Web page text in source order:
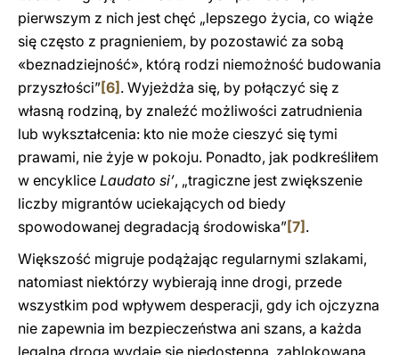
pierwszym z nich jest chęć „lepszego życia, co wiąże
się często z pragnieniem, by pozostawić za sobą
«beznadziejność», którą rodzi niemożność budowania
przyszłości”[6] . Wyjeżdża się, by połączyć się z
własną rodziną, by znaleźć możliwości zatrudnienia
lub wykształcenia: kto nie może cieszyć się tymi
prawami, nie żyje w pokoju. Ponadto, jak podkreśliłem
w encyklice Laudato si’, „tragiczne jest zwiększenie
liczby migrantów uciekających od biedy
spowodowanej degradacją środowiska”[7] .
Większość migruje podążając regularnymi szlakami,
natomiast niektórzy wybierają inne drogi, przede
wszystkim pod wpływem desperacji, gdy ich ojczyzna
nie zapewnia im bezpieczeństwa ani szans, a każda
legalna droga wydaje się niedostępna, zablokowana